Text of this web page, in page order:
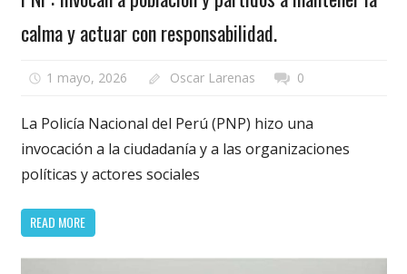
calma y actuar con responsabilidad.
1 mayo, 2026 Oscar Larenas 0
La Policía Nacional del Perú (PNP) hizo una
invocación a la ciudadanía y a las organizaciones
políticas y actores sociales
READ MORE